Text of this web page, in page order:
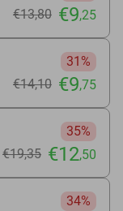
€13,80 €9,25
31%
€14,10 €9,75
35%
€19,35 €12,50
34%